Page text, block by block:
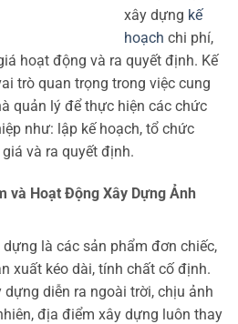
xây dựng kế
hoạch chi phí,
hoạt động và ra quyết định. Kế
trò quan trọng trong việc cung
quản lý để thực hiện các chức
như: lập kế hoạch, tổ chức
và ra quyết định.
và Hoạt Động Xây Dựng Ảnh
là các sản phẩm đơn chiếc,
xuất kéo dài, tính chất cố định.
diễn ra ngoài trời, chịu ảnh
địa điểm xây dựng luôn thay